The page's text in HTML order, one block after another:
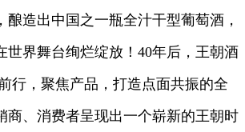
酿造出中国之一瓶全汁干型葡萄酒，
世界舞台绚烂绽放！40年后，王朝酒
行，聚焦产品，打造点面共振的全
商、消费者呈现出一个崭新的王朝时